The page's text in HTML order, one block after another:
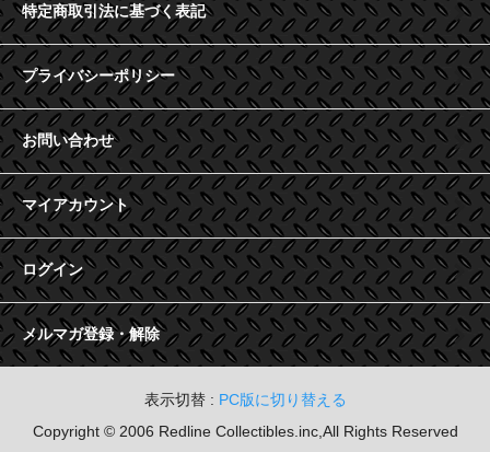
特定商取引法に基づく表記
プライバシーポリシー
お問い合わせ
マイアカウント
ログイン
メルマガ登録・解除
表示切替 : PC版に切り替える
Copyright © 2006 Redline Collectibles.inc,All Rights Reserved